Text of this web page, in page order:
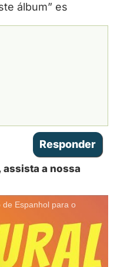
álbum” es
a nossa
de Espanhol para o